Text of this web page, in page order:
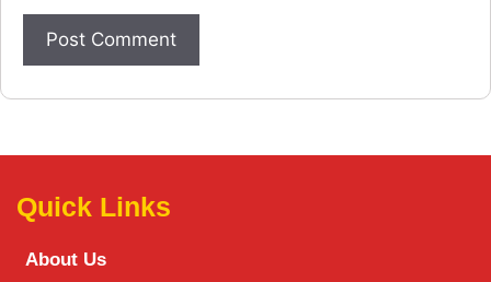
Quick Links
About Us